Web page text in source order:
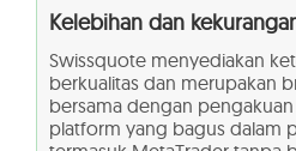
Kelebihan dan
Swissquote menyediakan
berkualitas dan merupakan
bersama dengan
platform yang bagus dalam